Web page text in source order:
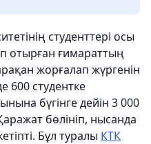
студенттері осы
отырған ғимараттың
жорғалап жүргенін
600 студентке
бүгінге дейін 3 000
бөлініп, нысанда
Бұл туралы КТК